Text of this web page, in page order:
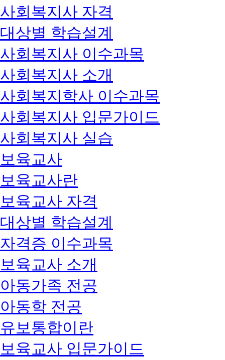
사회복지사 자격
대상별 학습설계
사회복지사 이수과목
사회복지사 소개
사회복지학사 이수과목
사회복지사 입문가이드
사회복지사 실습
보육교사
보육교사란
보육교사 자격
대상별 학습설계
자격증 이수과목
보육교사 소개
아동가족 전공
아동학 전공
유보통합이란
보육교사 입문가이드